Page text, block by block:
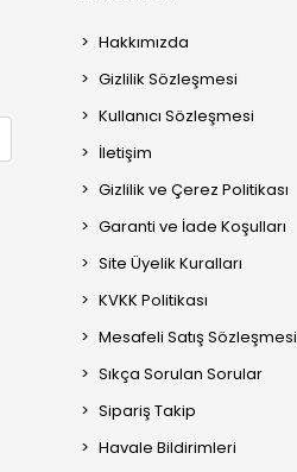
Hakkımızda
Gizlilik Sözleşmesi
Kullanıcı Sözleşmesi
İletişim
Gizlilik ve Çerez Politikası
Garanti ve İade Koşulları
Site Üyelik Kuralları
KVKK Politikası
Mesafeli Satış Sözleşmesi
Sıkça Sorulan Sorular
Sipariş Takip
Havale Bildirimleri